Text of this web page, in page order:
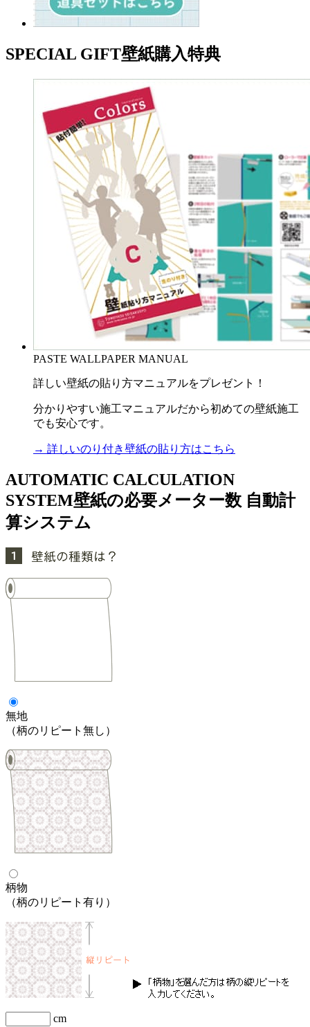
SPECIAL GIFT壁紙購入特典
PASTE WALLPAPER MANUAL
詳しい壁紙の貼り方マニュアルをプレゼント！
分かりやすい施工マニュアルだから初めての壁紙施工
でも安心です。
→ 詳しいのり付き壁紙の貼り方はこちら
AUTOMATIC CALCULATION
SYSTEM壁紙の必要メーター数 自動計
算システム
無地
（柄のリピート無し）
柄物
（柄のリピート有り）
cm